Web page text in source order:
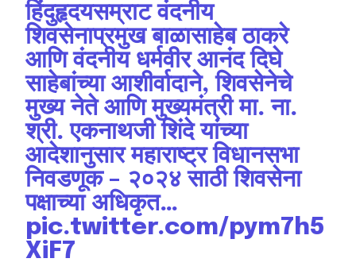
Join our community of
हिंदुहृदयसम्राट वंदनीय
शिवसेनाप्रमुख बाळासाहेब ठाकरे
आणि वंदनीय धर्मवीर आनंद दिघे
साहेबांच्या आशीर्वादाने, शिवसेनेचे
मुख्य नेते आणि मुख्यमंत्री मा. ना.
श्री. एकनाथजी शिंदे यांच्या
आदेशानुसार महाराष्ट्र विधानसभा
निवडणूक – २०२४ साठी शिवसेना
पक्षाच्या अधिकृत…
pic.twitter.com/pym7h5
XiF7